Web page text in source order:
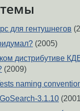
для гентушнегов
(2005)
дистрибутиве
(2009)
naming
3.1.10